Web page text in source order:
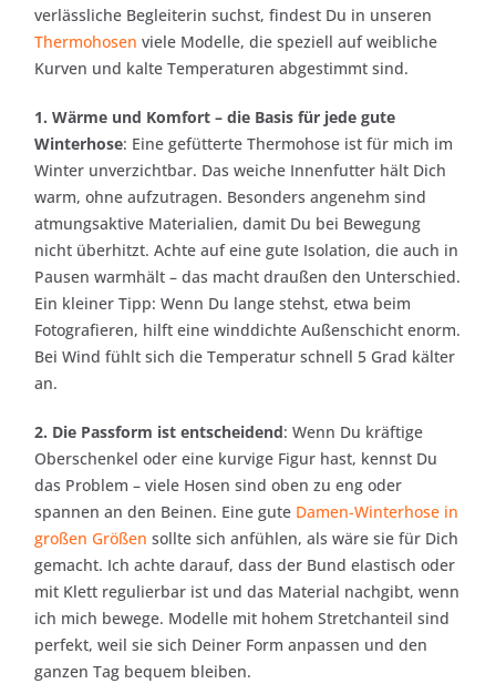
verlässliche Begleiterin suchst, findest Du in unseren
Thermohosen viele Modelle, die speziell auf weibliche
Kurven und kalte Temperaturen abgestimmt sind.
1. Wärme und Komfort – die Basis für jede gute
Winterhose: Eine gefütterte Thermohose ist für mich im
Winter unverzichtbar. Das weiche Innenfutter hält Dich
warm, ohne aufzutragen. Besonders angenehm sind
atmungsaktive Materialien, damit Du bei Bewegung
nicht überhitzt. Achte auf eine gute Isolation, die auch in
Pausen warmhält – das macht draußen den Unterschied.
Ein kleiner Tipp: Wenn Du lange stehst, etwa beim
Fotografieren, hilft eine winddichte Außenschicht enorm.
Bei Wind fühlt sich die Temperatur schnell 5 Grad kälter
an.
2. Die Passform ist entscheidend: Wenn Du kräftige
Oberschenkel oder eine kurvige Figur hast, kennst Du
das Problem – viele Hosen sind oben zu eng oder
spannen an den Beinen. Eine gute Damen-Winterhose in
großen Größen sollte sich anfühlen, als wäre sie für Dich
gemacht. Ich achte darauf, dass der Bund elastisch oder
mit Klett regulierbar ist und das Material nachgibt, wenn
ich mich bewege. Modelle mit hohem Stretchanteil sind
perfekt, weil sie sich Deiner Form anpassen und den
ganzen Tag bequem bleiben.